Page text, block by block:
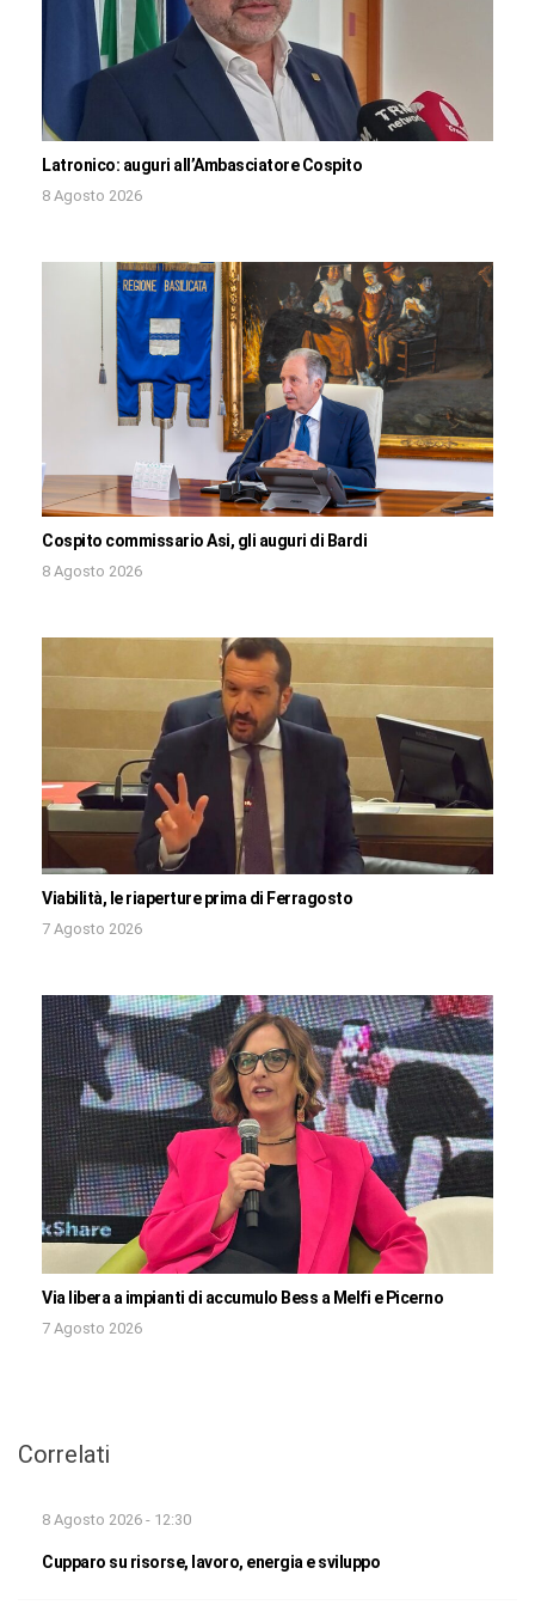
Latronico: auguri all’Ambasciatore Cospito
8 Agosto 2026
Cospito commissario Asi, gli auguri di Bardi
8 Agosto 2026
Viabilità, le riaperture prima di Ferragosto
7 Agosto 2026
Via libera a impianti di accumulo Bess a Melfi e Picerno
7 Agosto 2026
Correlati
8 Agosto 2026 - 12:30
Cupparo su risorse, lavoro, energia e sviluppo